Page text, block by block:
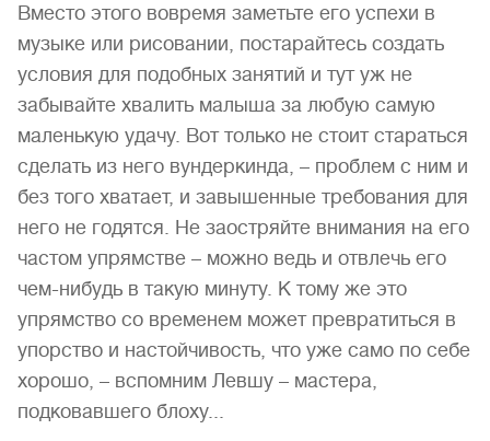
Вместо этого вовремя заметьте его успехи в
музыке или рисовании, постарайтесь создать
условия для подобных занятий и тут уж не
забывайте хвалить малыша за любую самую
маленькую удачу. Вот только не стоит стараться
сделать из него вундеркинда, – проблем с ним и
без того хватает, и завышенные требования для
него не годятся. Не заостряйте внимания на его
частом упрямстве – можно ведь и отвлечь его
чем-нибудь в такую минуту. К тому же это
упрямство со временем может превратиться в
упорство и настойчивость, что уже само по себе
хорошо, – вспомним Левшу – мастера,
подковавшего блоху...